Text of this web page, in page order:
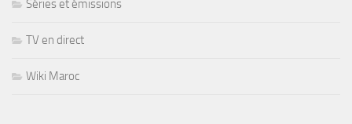
Séries et émissions
TV en direct
Wiki Maroc